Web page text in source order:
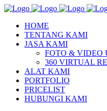
HOME
TENTANG KAMI
JASA KAMI
FOTO & VIDEO
360 VIRTUAL
ALAT KAMI
PORTFOLIO
PRICELIST
HUBUNGI KAMI